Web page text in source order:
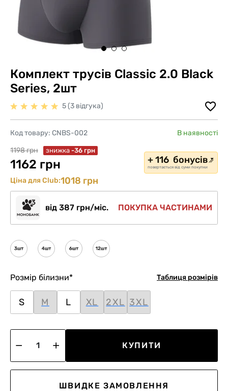
Комплект трусів Classic 2.0 Black
Series, 2шт
5 (3 відгука)
Код товару: CNBS-002
В наявності
1198 грн
знижка -36 грн
1162 грн + 116 бонусів
повертається від суми покупки
Ціна для Club:1018 грн
від 387 грн/міс. ПОКУПКА ЧАСТИНАМИ
Таблиця розмірів
Розмір білизни*
S M L XL 2XL 3XL
КУПИТИ
ШВИДКЕ ЗАМОВЛЕННЯ